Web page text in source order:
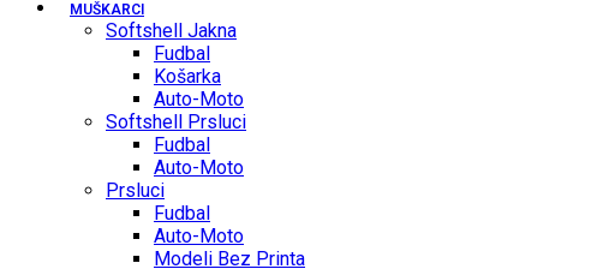
MUŠKARCI
Softshell Jakna
Fudbal
Košarka
Auto-Moto
Softshell Prsluci
Fudbal
Auto-Moto
Prsluci
Fudbal
Auto-Moto
Modeli Bez Printa